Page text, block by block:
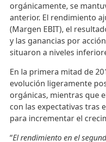
orgánicamente, se
anterior. El rendimiento
(Margen EBIT), el
y las ganancias por
situaron a niveles
En la primera mitad de
evolución ligeramente
orgánicas, mientras que
con las expectativas tras
para incrementar el
“El rendimiento en el